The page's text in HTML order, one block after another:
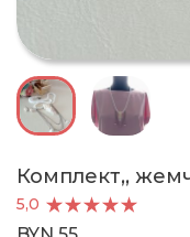
Комплект,,
5,0